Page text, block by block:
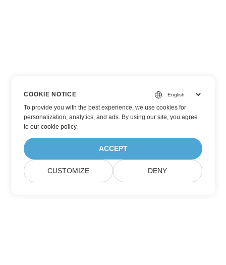
COOKIE NOTICE
To provide you with the best experience, we use cookies for
personalization, analytics, and ads. By using our site, you agree
toour cookie policy.
ACCEPT
CUSTOMIZE DENY